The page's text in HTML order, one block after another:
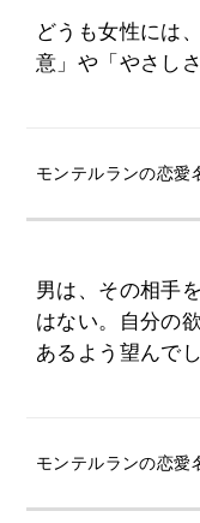
どうも女性には
意」や「やさし
モンテルランの恋愛
男は、その相手
はない。自分の
あるよう望んで
モンテルランの恋愛